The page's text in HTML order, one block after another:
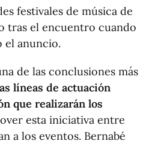
festivales de música de
tras el encuentro cuando
el anuncio.
de las conclusiones más
líneas de actuación
que realizarán los
esta iniciativa entre
a los eventos. Bernabé